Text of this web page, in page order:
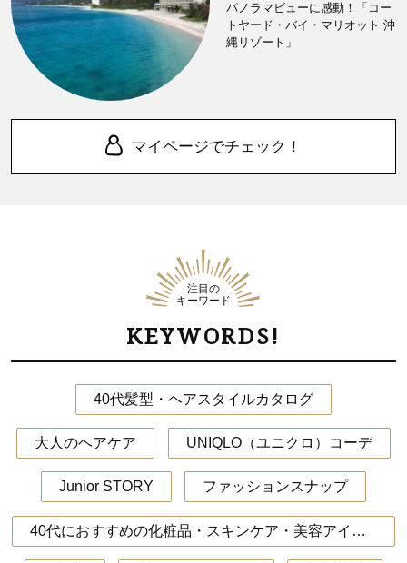
パノラマビューに感動！「コー
トヤード・バイ・マリオット 沖
縄リゾート」
マイページでチェック！
注目の
キーワード
KEYWORDS!
40代髪型・ヘアスタイルカタログ
大人のヘアケア UNIQLO（ユニクロ）コーデ
Junior STORY ファッションスナップ
40代におすすめの化粧品・スキンケア・美容アイテム